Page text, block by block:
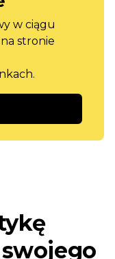
w ciągu
stronie